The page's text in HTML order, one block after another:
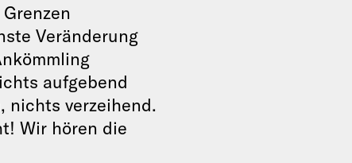
Veränderung
aufgebend
nichts verzeihend.
Wir hören die